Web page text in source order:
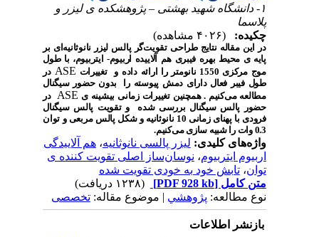
۱- دانشگاه شهید بهشتی – پژوهشکده ی لیزر و
پلاسما
چکیده:
در این مقاله نتایج طراحی تقویت‌گر پالس لیزر نانوثانیه‌ای بر
پایه ی محیط بهره فیبری هم آلاییده اربیوم- ایتربیوم، با طول
موج مرکزی 1550 نانومتر را ارائه داده و تغییرات
ASEدر
طول فیبر فعال دارای دمش پیوسته را بدون حضور سیگنال
مطالعه می‌کنیم . همچنین تغییرات زمانی بیشینه یASEدر
حضور پالس سیگنال بررسی شده و تقویت پالس سیگنال
فرودی با پهنای زمانی 10 نانوثانیه و شکل پالس مربعی و توان
0.3 وات را شبیه سازی می‌کنیم.
واژه‌های کلیدی:لیزر پالسی نانوثانیه،هم آلاییدگی
اربیوم ایتربیوم،نوسان‌ساز اصلی تقویت کننده ی
توان ،تابش خود به خودی تقویت شده
متن کامل[PDF 928 kb]
نوع مطالعه:پژوهشي| موضوع مقاله:تخصصی
بازنشر اطلاعات